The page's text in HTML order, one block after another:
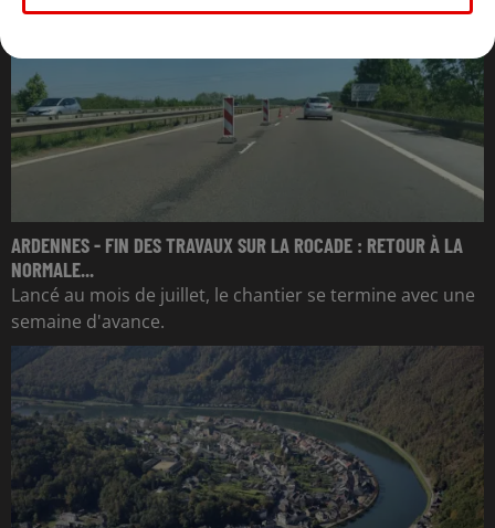
ARDENNES - FIN DES TRAVAUX SUR LA ROCADE : RETOUR À LA
NORMALE...
Lancé au mois de juillet, le chantier se termine avec une
semaine d'avance.